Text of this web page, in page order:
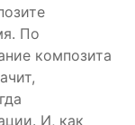
По
композита
И, как